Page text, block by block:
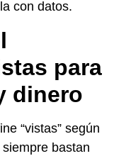
con datos.
para
dinero
“vistas” según
bastan